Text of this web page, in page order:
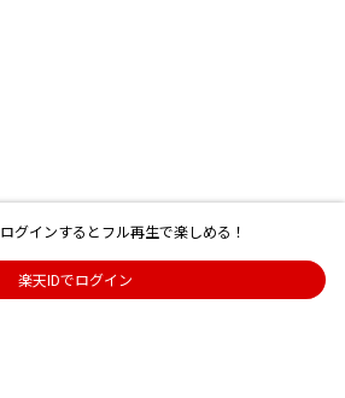
ログインするとフル再生で楽しめる！
楽天IDでログイン